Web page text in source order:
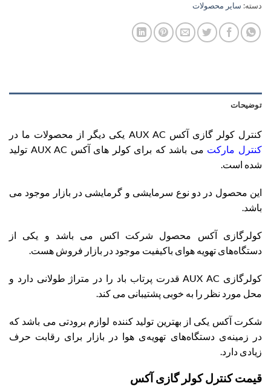
دسته: سایر محصولات
توضیحات
کنترل کولر گازی آکس AUX AC یکی دیگر از محصولات ما در
کنترل مارکت
می باشد که برای کولر های آکس AUX AC تولید
شده است.
این محصول در دو نوع سرمایشی و گرمایشی در بازار موجود می
باشد.
کولرگازی آکس محصول شرکت اکس می باشد و یکی از
دستگاه‌های تهویه هوای باکیفیت موجود در بازار فروش هست.
کولرگازی AUX AC قدرت پرتاب باد را در متراژ طولانی دارد و
محل مورد نظر را به ‌خوبی پشتیبانی می کند.
شکرت آکس یکی از بهترین تولید کننده لوازم برودتی می باشد که
در زمینه‌ی دستگاه‌های تهویه‌ی هوا در بازار برای رقابت حرف
زیادی دارد.
قیمت کنترل کولر گازی آکس